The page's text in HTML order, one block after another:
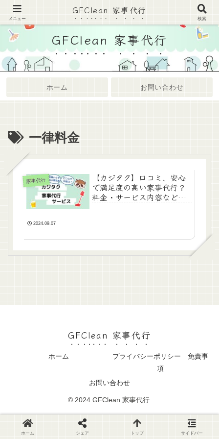
家事代行・ハウスクリーニングまとめサイト
GFClean 家事代行
ホーム お問い合わせ
一律料金
家事代行
【カジタク】口コミ、安心
で満足度の高い家事代行？
料金・サービス内容など
2024.09.07
GFClean 家事代行
ホーム
プライバシーポリシー 免責事
項
お問い合わせ
© 2024 GFClean 家事代行.
メニュー
GFClean 家事代行
検索
ホーム シェア トップ サイドバー